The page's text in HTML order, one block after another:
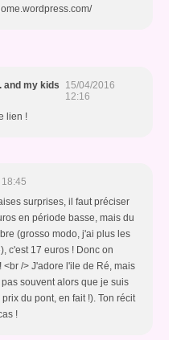
and my kids
15/04/2016
12:16
lien !
surprises, il faut préciser
en période basse, mais du
(grosso modo, j'ai plus les
c'est 17 euros ! Donc on
<br /> J'adore l'ile de Ré, mais
souvent alors que je suis
du pont, en fait !). Ton récit
!